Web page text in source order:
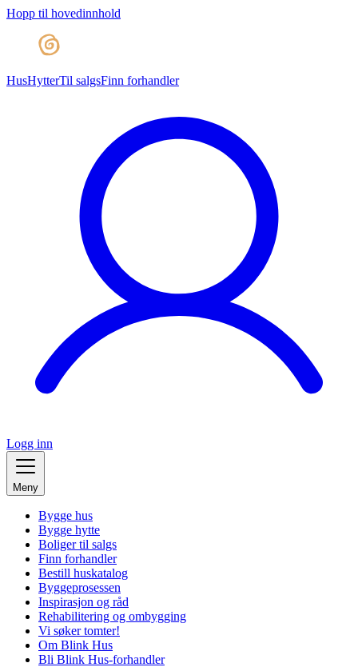
Hopp til hovedinnhold
HusHytterTil salgsFinn forhandler
Logg inn
Meny
Bygge hus
Bygge hytte
Boliger til salgs
Finn forhandler
Bestill huskatalog
Byggeprosessen
Inspirasjon og råd
Rehabilitering og ombygging
Vi søker tomter!
Om Blink Hus
Bli Blink Hus-forhandler